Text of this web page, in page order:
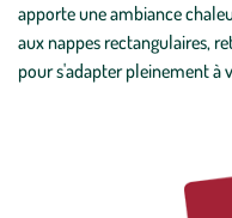
apporte une ambiance
aux nappes rectangulaires,
pour s'adapter pleinement à